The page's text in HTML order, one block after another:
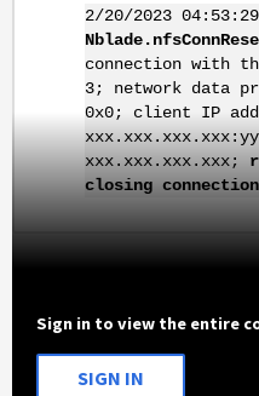
2/20/2023 04:53:29
connection with
3; network data
0x0; client IP
xxx.xxx.xxx.xxx;
closing connection
Sign in to view the entire
SIGN IN